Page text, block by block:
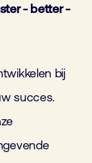
- better -
bij
succes.